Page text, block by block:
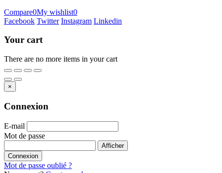
Compare0My wishlist0
Facebook Twitter Instagram Linkedin
Your cart
There are no more items in your cart
×
Connexion
E-mail
Mot de passe
Afficher
Connexion
Mot de passe oublié ?